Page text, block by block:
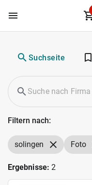
Zum Hauptinhalt
Suchseite
Filtern nach:
solingen Foto
Ergebnisse: 2